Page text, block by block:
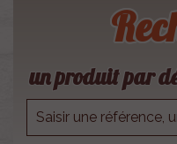
un produit par